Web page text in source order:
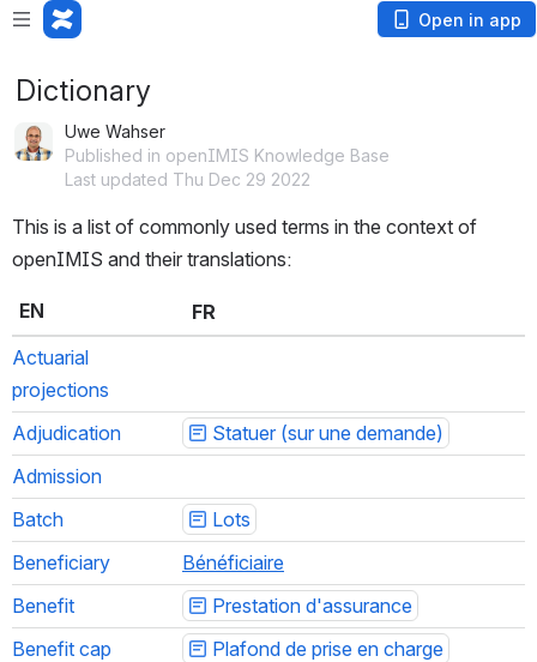
Open in app
Dictionary
Uwe Wahser
Published in openIMIS Knowledge Base
Last updated Thu Dec 29 2022
This is a list of commonly used terms in the context of
openIMIS and their translations:
EN
FR
Actuarial
projections
Adjudication
Statuer (sur une demande)
Admission
Batch
Lots
Beneficiary
Bénéficiaire
Benefit
Prestation d'assurance
Benefit cap
Plafond de prise en charge